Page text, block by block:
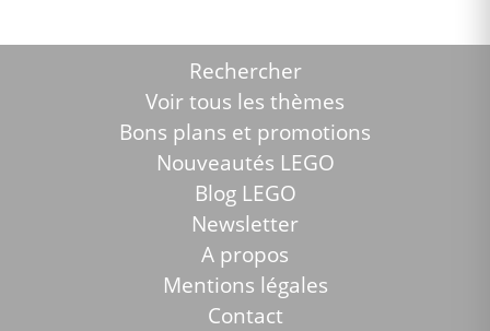
Rechercher
Voir tous les thèmes
Bons plans et promotions
Nouveautés LEGO
Blog LEGO
Newsletter
A propos
Mentions légales
Contact